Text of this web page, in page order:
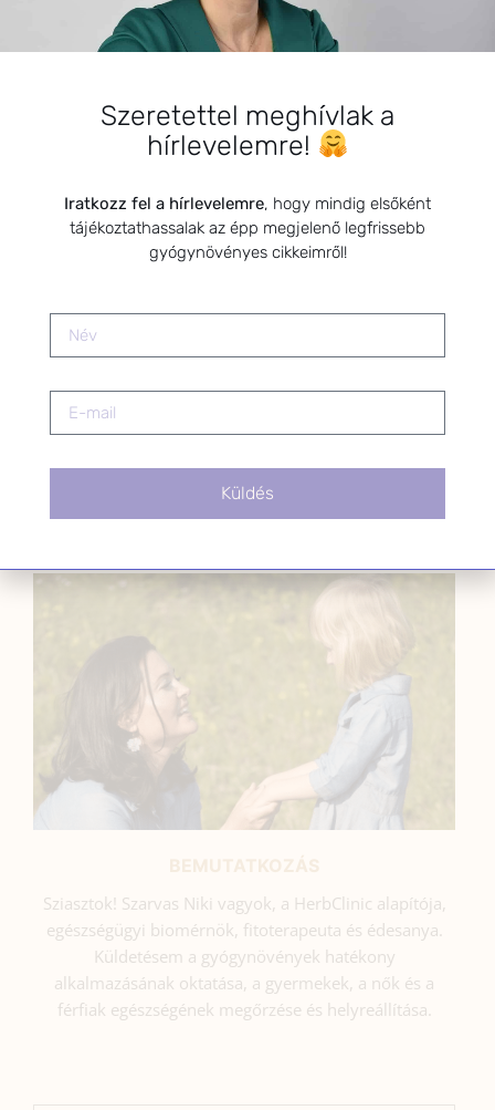
A példamutatás ereje
kulcsfontosságú
Dió, az egészség őre
2021.12.11.
Természetes gyulladáscsökkentés
menstruáció alatt – Női ciklus
Sziasztok! Szarvas Niki vagyok, a HerbClinic alapítója,
egészségügyi biomérnök, fitoterapeuta és édesanya.
Küldetésem a gyógynövények hatékony
alkalmazásának oktatása, a gyermekek, a nők és a
férfiak egészségének megőrzése és helyreállítása.
Szeretettel meghívlak a
hírlevelemre!
Iratkozz fel a hírlevelemre, hogy mindig elsőként
tájékoztathassalak az épp megjelenő legfrissebb
gyógynövényes cikkeimről!
Küldés